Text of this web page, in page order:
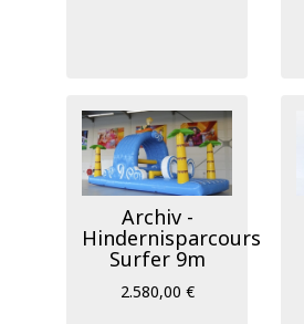
Archiv -
Hindernisparcours
Surfer 9m
2.580,00 €